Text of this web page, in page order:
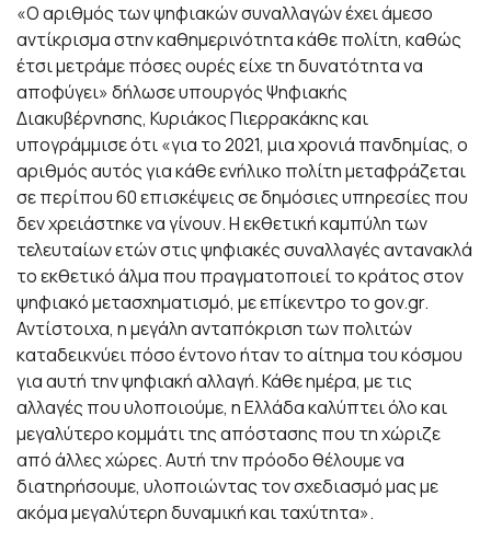
«Ο αριθμός των ψηφιακών συναλλαγών έχει άμεσο
αντίκρισμα στην καθημερινότητα κάθε πολίτη, καθώς
έτσι μετράμε πόσες ουρές είχε τη δυνατότητα να
αποφύγει» δήλωσε υπουργός Ψηφιακής
Διακυβέρνησης, Κυριάκος Πιερρακάκης και
υπογράμμισε ότι «για το 2021, μια χρονιά πανδημίας, ο
αριθμός αυτός για κάθε ενήλικο πολίτη μεταφράζεται
σε περίπου 60 επισκέψεις σε δημόσιες υπηρεσίες που
δεν χρειάστηκε να γίνουν. Η εκθετική καμπύλη των
τελευταίων ετών στις ψηφιακές συναλλαγές αντανακλά
το εκθετικό άλμα που πραγματοποιεί το κράτος στον
ψηφιακό μετασχηματισμό, με επίκεντρο το gov.gr.
Αντίστοιχα, η μεγάλη ανταπόκριση των πολιτών
καταδεικνύει πόσο έντονο ήταν το αίτημα του κόσμου
για αυτή την ψηφιακή αλλαγή. Κάθε ημέρα, με τις
αλλαγές που υλοποιούμε, η Ελλάδα καλύπτει όλο και
μεγαλύτερο κομμάτι της απόστασης που τη χώριζε
από άλλες χώρες. Αυτή την πρόοδο θέλουμε να
διατηρήσουμε, υλοποιώντας τον σχεδιασμό μας με
ακόμα μεγαλύτερη δυναμική και ταχύτητα».